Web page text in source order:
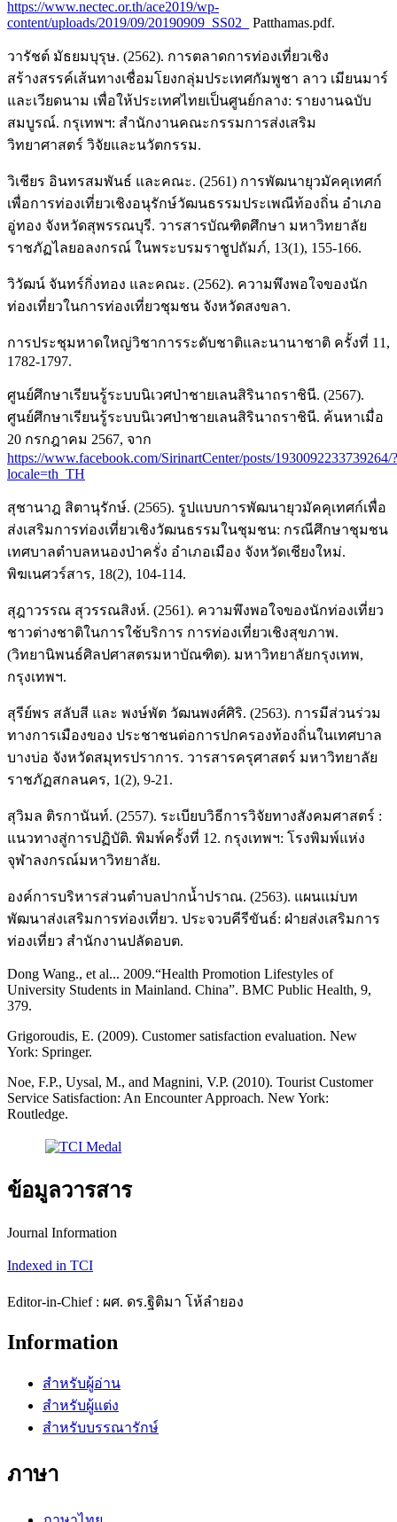
https://www.nectec.or.th/ace2019/wp-
content/uploads/2019/09/20190909_SS02_
Patthamas.pdf.
วารัชต์ มัธยมบุรุษ. (2562). การตลาดการท่องเที่ยวเชิง
สร้างสรรค์เส้นทางเชื่อมโยงกลุ่มประเทศกัมพูชา ลาว เมียนมาร์
และเวียดนาม เพื่อให้ประเทศไทยเป็นศูนย์กลาง: รายงานฉบับ
สมบูรณ์. กรุเทพฯ: สํานักงานคณะกรรมการส่งเสริม
วิทยาศาสตร์ วิจัยและนวัตกรรม.
วิเชียร อินทรสมพันธ์ และคณะ. (2561) การพัฒนายุวมัคคุเทศก์
เพื่อการท่องเที่ยวเชิงอนุรักษ์วัฒนธรรมประเพณีท้องถิ่น อำเภอ
อู่ทอง จังหวัดสุพรรณบุรี. วารสารบัณฑิตศึกษา มหาวิทยาลัย
ราชภัฏไลยอลงกรณ์ ในพระบรมราชูปถัมภ์, 13(1), 155-166.
วิวัฒน์ จันทร์กิ่งทอง และคณะ. (2562). ความพึงพอใจของนัก
ท่องเที่ยวในการท่องเที่ยวชุมชน จังหวัดสงขลา.
การประชุมหาดใหญ่วิชาการระดับชาติและนานาชาติ ครั้งที่ 11,
1782-1797.
ศูนย์ศึกษาเรียนรู้ระบบนิเวศป่าชายเลนสิรินาถราชินี. (2567).
ศูนย์ศึกษาเรียนรู้ระบบนิเวศป่าชายเลนสิรินาถราชินี. ค้นหาเมื่อ
20 กรกฎาคม 2567, จาก
https://www.facebook.com/SirinartCenter/posts/1930092233739264/?
locale=th_TH
สุชานาฎ สิตานุรักษ์. (2565). รูปแบบการพัฒนายุวมัคคุเทศก์เพื่อ
ส่งเสริมการท่องเที่ยวเชิงวัฒนธรรมในชุมชน: กรณีศึกษาชุมชน
เทศบาลตำบลหนองป่าครั่ง อำเภอเมือง จังหวัดเชียงใหม่.
พิฆเนศวร์สาร, 18(2), 104-114.
สุฎาวรรณ สุวรรณสิงห์. (2561). ความพึงพอใจของนักท่องเที่ยว
ชาวต่างชาติในการใช้บริการ การท่องเที่ยวเชิงสุขภาพ.
(วิทยานิพนธ์ศิลปศาสตรมหาบัณฑิต). มหาวิทยาลัยกรุงเทพ,
กรุงเทพฯ.
สุรีย์พร สลับสี และ พงษ์พัต วัฒนพงศ์ศิริ. (2563). การมีส่วนร่วม
ทางการเมืองของ ประชาชนต่อการปกครองท้องถิ่นในเทศบาล
บางบ่อ จังหวัดสมุทรปราการ. วารสารครุศาสตร์ มหาวิทยาลัย
ราชภัฏสกลนคร, 1(2), 9-21.
สุวิมล ติรกานันท์. (2557). ระเบียบวิธีการวิจัยทางสังคมศาสตร์ :
แนวทางสู่การปฏิบัติ. พิมพ์ครั้งที่ 12. กรุงเทพฯ: โรงพิมพ์แห่ง
จุฬาลงกรณ์มหาวิทยาลัย.
องค์การบริหารส่วนตำบลปากน้ำปราณ. (2563). แผนแม่บท
พัฒนาส่งเสริมการท่องเที่ยว. ประจวบคีรีขันธ์: ฝ่ายส่งเสริมการ
ท่องเที่ยว สำนักงานปลัดอบต.
Dong Wang., et al... 2009.“Health Promotion Lifestyles of
University Students in Mainland. China”. BMC Public Health, 9,
379.
Grigoroudis, E. (2009). Customer satisfaction evaluation. New
York: Springer.
Noe, F.P., Uysal, M., and Magnini, V.P. (2010). Tourist Customer
Service Satisfaction: An Encounter Approach. New York:
Routledge.
ข้อมูลวารสาร
Journal Information
Indexed in TCI
Editor-in-Chief : ผศ. ดร.ฐิติมา โห้ลำยอง
Information
สำหรับผู้อ่าน
สำหรับผู้แต่ง
สำหรับบรรณารักษ์
ภาษา